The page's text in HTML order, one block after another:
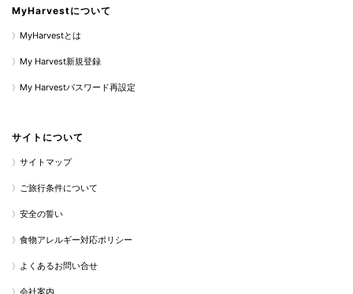
MyHarvestについて
MyHarvestとは
My Harvest新規登録
My Harvestパスワード再設定
サイトについて
サイトマップ
ご旅行条件について
安全の誓い
食物アレルギー対応ポリシー
よくあるお問い合せ
会社案内